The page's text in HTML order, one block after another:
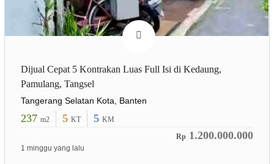
Dijual Cepat 5 Kontrakan Luas Full Isi di Kedaung,
Pamulang, Tangsel
Tangerang Selatan Kota, Banten
237 m2 5 KT 5 KM
Rp 1.200.000.000
1 minggu yang lalu